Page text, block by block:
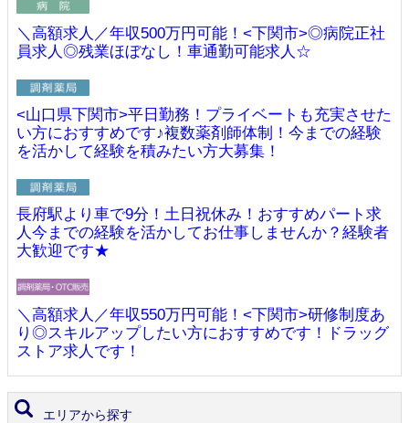
＼高額求人／年収500万円可能！<下関市>◎病院正社
員求人◎残業ほぼなし！車通勤可能求人☆
<山口県下関市>平日勤務！プライベートも充実させた
い方におすすめです♪複数薬剤師体制！今までの経験
を活かして経験を積みたい方大募集！
長府駅より車で9分！土日祝休み！おすすめパート求
人今までの経験を活かしてお仕事しませんか？経験者
大歓迎です★
＼高額求人／年収550万円可能！<下関市>研修制度あ
り◎スキルアップしたい方におすすめです！ドラッグ
ストア求人です！
エリアから探す